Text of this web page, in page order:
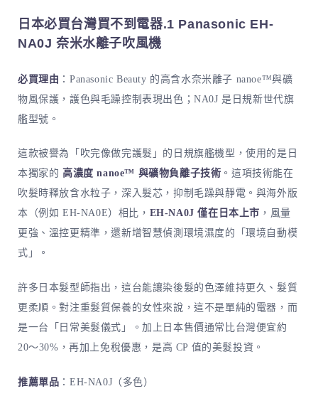
日本必買台灣買不到電器.1 Panasonic EH-
NA0J 奈米水離子吹風機
必買理由 ：Panasonic Beauty 的高含水奈米離子 nanoe™與礦
物風保護，護色與毛躁控制表現出色；NA0J 是日規新世代旗
艦型號。
這款被譽為「吹完像做完護髮」的日規旗艦機型，使用的是日
本獨家的 高濃度 nanoe™ 與礦物負離子技術 。這項技術能在
吹髮時釋放含水粒子，深入髮芯，抑制毛躁與靜電。與海外版
本（例如 EH-NA0E）相比， EH-NA0J 僅在日本上市 ，風量
更強、溫控更精準，還新增智慧偵測環境濕度的「環境自動模
式」。
許多日本髮型師指出，這台能讓染後髮的色澤維持更久、髮質
更柔順。對注重髮質保養的女性來說，這不是單純的電器，而
是一台「日常美髮儀式」。加上日本售價通常比台灣便宜約
20～30%，再加上免稅優惠，是高 CP 值的美髮投資。
推薦單品 ：EH-NA0J（多色）